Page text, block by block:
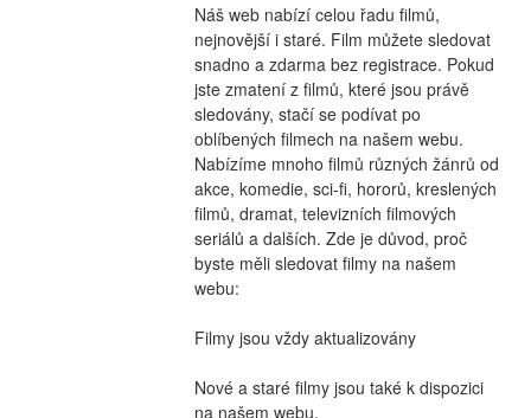
Náš web nabízí celou řadu filmů,
nejnovější i staré. Film můžete sledovat
snadno a zdarma bez registrace. Pokud
jste zmatení z filmů, které jsou právě
sledovány, stačí se podívat po
oblíbených filmech na našem webu.
Nabízíme mnoho filmů různých žánrů od
akce, komedie, sci-fi, hororů, kreslených
filmů, dramat, televizních filmových
seriálů a dalších. Zde je důvod, proč
byste měli sledovat filmy na našem
webu:
Filmy jsou vždy aktualizovány
Nové a staré filmy jsou také k dispozici
na našem webu.